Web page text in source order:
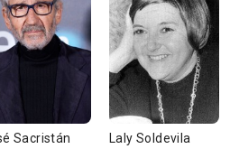
Sacristán Laly Soldevila